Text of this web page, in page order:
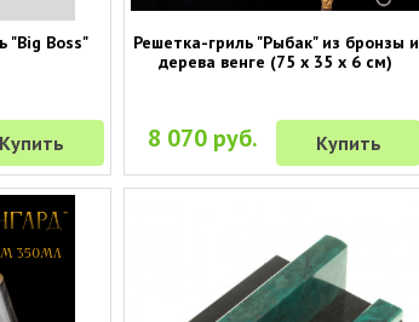
"Big Boss"
Купить
Решетка-гриль "Рыбак" из бронзы и
дерева венге (75 х 35 х 6 см)
8 070 руб. Купить